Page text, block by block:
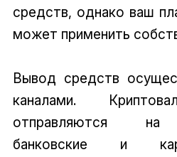
средств, однако ваш
может применить
Вывод средств
каналами.
отправляются на
банковские и